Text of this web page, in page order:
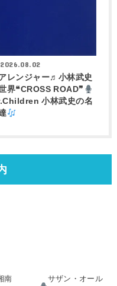
2026.08.02
レンジャー♬ 小林武史
界❝CROSS ROAD❞
小林武史の名
南
サザン・オール